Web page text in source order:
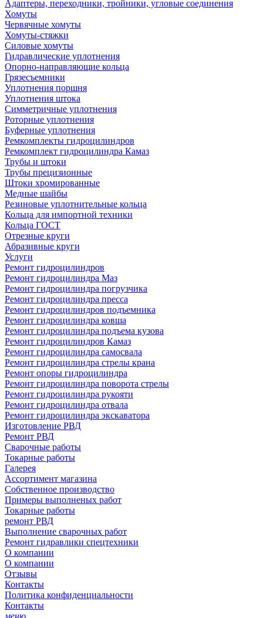
Адаптеры, переходники, тройники, угловые соединения
Хомуты
Червячные хомуты
Хомуты-стяжки
Силовые хомуты
Гидравлические уплотнения
Опорно-направляющие кольца
Грязесъемники
Уплотнения поршня
Уплотнения штока
Симметричные уплотнения
Роторные уплотнения
Буферные уплотнения
Ремкомплекты гидроцилиндров
Ремкомплект гидроцилиндра Камаз
Трубы и штоки
Трубы прецизионные
Штоки хромированные
Медные шайбы
Резиновые уплотнительные кольца
Кольца для импортной техники
Кольца ГОСТ
Отрезные круги
Абразивные круги
Услуги
Ремонт гидроцилиндров
Ремонт гидроцилиндра Маз
Ремонт гидроцилиндра погрузчика
Ремонт гидроцилиндра пресса
Ремонт гидроцилиндров подъемника
Ремонт гидроцилиндра ковша
Ремонт гидроцилиндра подъема кузова
Ремонт гидроцилиндров Камаз
Ремонт гидроцилиндра самосвала
Ремонт гидроцилиндра стрелы крана
Ремонт опоры гидроцилиндра
Ремонт гидроцилиндра поворота стрелы
Ремонт гидроцилиндра рукояти
Ремонт гидроцилиндра отвала
Ремонт гидроцилиндра экскаватора
Изготовление РВД
Ремонт РВД
Сварочные работы
Токарные работы
Галерея
Ассортимент магазина
Собственное производство
Примеры выполненых работ
Токарные работы
ремонт РВД
Выполнение сварочных работ
Ремонт гидравлики спецтехники
О компании
О компании
Отзывы
Контакты
Политика конфиденциальности
Контакты
меню